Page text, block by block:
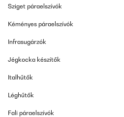
Sziget páraelszívók
Kéményes páraelszívók
Infrasugárzók
Jégkocka készítők
Italhűtők
Léghűtők
Fali páraelszívók